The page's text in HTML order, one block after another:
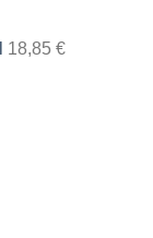
18,85 €